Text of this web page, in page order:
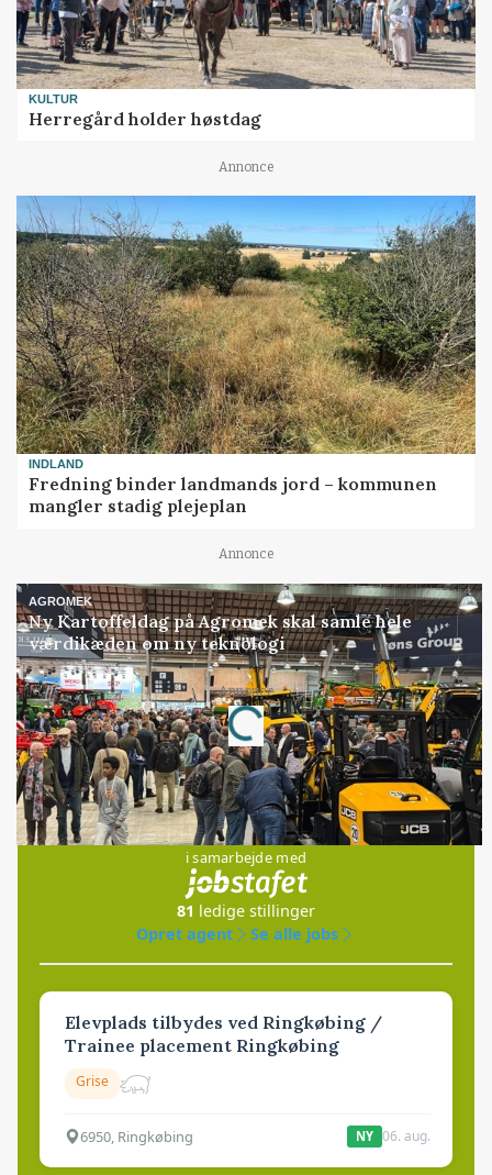
KULTUR
Herregård holder høstdag
Annonce
INDLAND
Fredning binder landmands jord – kommunen
mangler stadig plejeplan
Annonce
AGROMEK
Ny Kartoffeldag på Agromek skal samle hele
værdikæden om ny teknologi
Annonce
Loading...
Jobs
i samarbejde med
81 ledige stillinger
Opret agent
Se alle jobs
Elevplads tilbydes ved Ringkøbing /
Trainee placement Ringkøbing
Grise
6950, Ringkøbing NY 06. aug.